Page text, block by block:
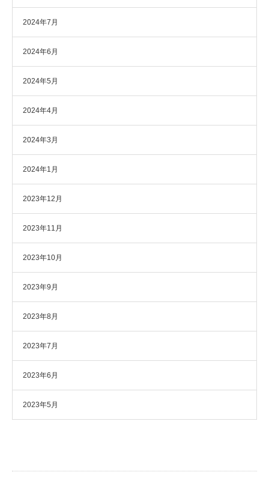
2024年7月
2024年6月
2024年5月
2024年4月
2024年3月
2024年1月
2023年12月
2023年11月
2023年10月
2023年9月
2023年8月
2023年7月
2023年6月
2023年5月